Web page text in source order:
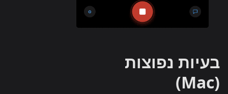
בעיות נפוצות
(Mac)